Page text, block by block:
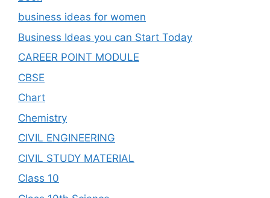
business ideas for women
Business Ideas you can Start Today
CAREER POINT MODULE
CBSE
Chart
Chemistry
CIVIL ENGINEERING
CIVIL STUDY MATERIAL
Class 10